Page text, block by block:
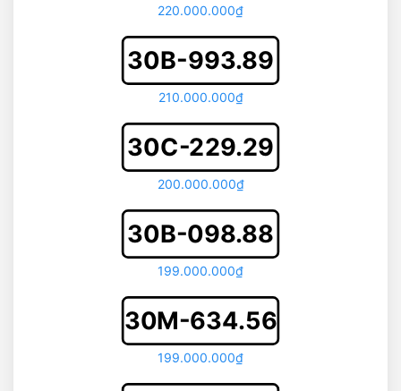
220.000.000₫
30B-993.89
210.000.000₫
30C-229.29
200.000.000₫
30B-098.88
199.000.000₫
30M-634.56
199.000.000₫